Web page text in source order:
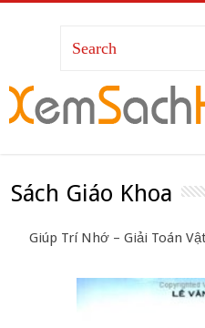
Sách Giáo Khoa
Giúp Trí Nhớ – Giải Toán